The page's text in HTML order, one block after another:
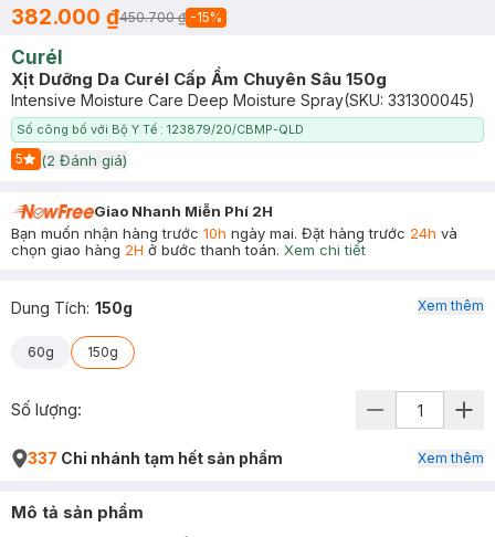
382.000 ₫450.700 ₫ -15%
Curél
Xịt Dưỡng Da Curél Cấp Ẩm Chuyên Sâu 150g
Intensive Moisture Care Deep Moisture Spray(SKU: 331300045)
Số công bố với Bộ Y Tế : 123879/20/CBMP-QLD
5
Start Icon
(2 Đánh giá)
Giao Nhanh Miễn Phí 2H
Bạn muốn nhận hàng trước 10h ngày mai. Đặt hàng trước 24h và
chọn giao hàng 2H ở bước thanh toán. Xem chi tiết
Dung Tích: 150g
60g 150g
Xem thêm
Số lượng:
337 Chi nhánh tạm hết sản phẩm Xem thêm
Mô tả sản phẩm